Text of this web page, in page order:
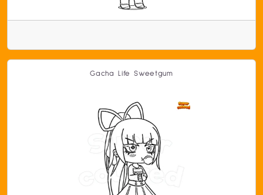
Gacha Life Sweetgum